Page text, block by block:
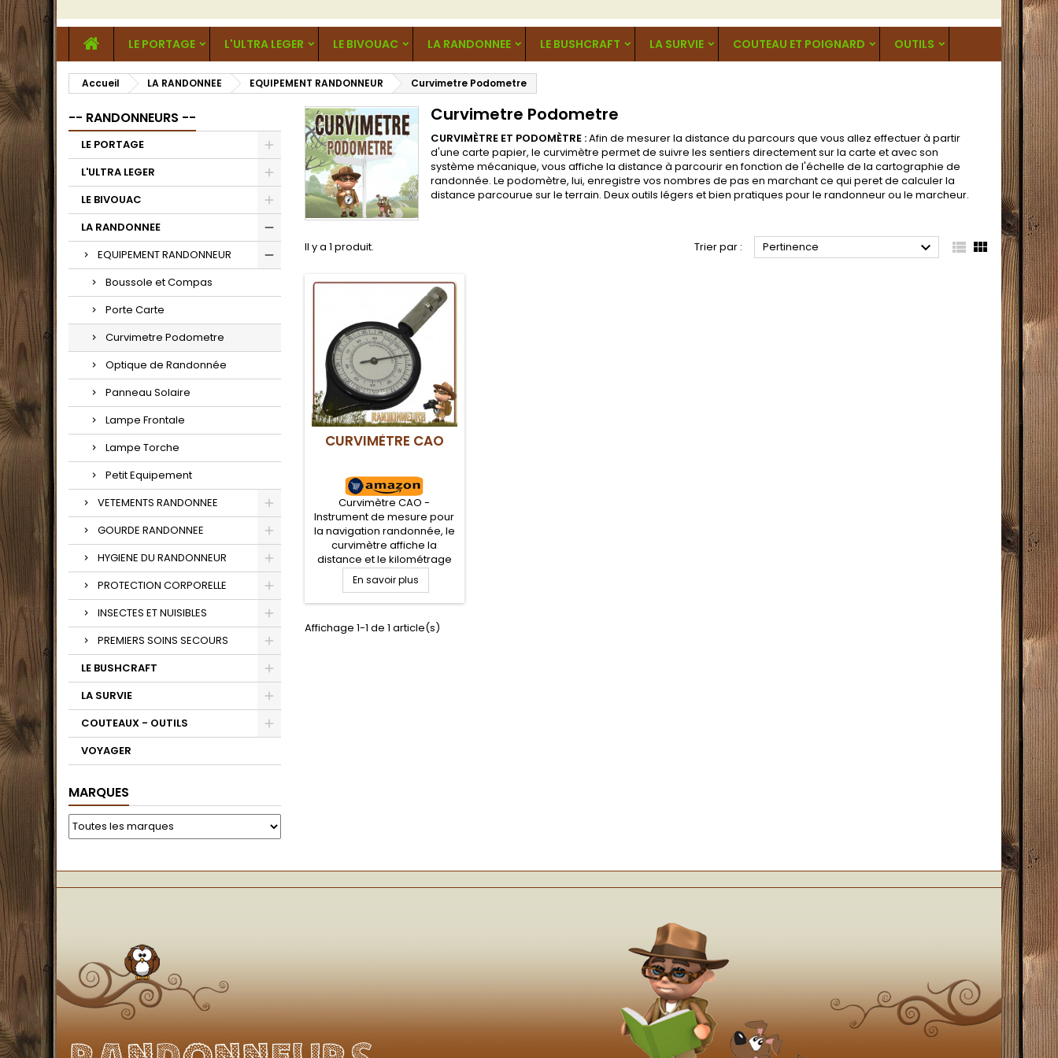
LE PORTAGE L'ULTRA LEGER LE BIVOUAC LA RANDONNEE LE BUSHCRAFT LA SURVIE COUTEAU ET POIGNARD OUTILS
Accueil LA RANDONNEE EQUIPEMENT RANDONNEUR Curvimetre Podometre
-- RANDONNEURS --
LE PORTAGE
L'ULTRA LEGER
LE BIVOUAC
LA RANDONNEE
EQUIPEMENT RANDONNEUR
Boussole et Compas
Porte Carte
Curvimetre Podometre
Optique de Randonnée
Panneau Solaire
Lampe Frontale
Lampe Torche
Petit Equipement
VETEMENTS RANDONNEE
GOURDE RANDONNEE
HYGIENE DU RANDONNEUR
PROTECTION CORPORELLE
INSECTES ET NUISIBLES
PREMIERS SOINS SECOURS
LE BUSHCRAFT
LA SURVIE
COUTEAUX - OUTILS
VOYAGER
MARQUES
Curvimetre Podometre
CURVIMÈTRE ET PODOMÈTRE :Afin de mesurer la distance du parcours que vous allez effectuer à partir
d'une carte papier, le curvimètre permet de suivre les sentiers directement sur la carte et avec son
système mécanique, vous affiche la distance à parcourir en fonction de l'échelle de la cartographie de
randonnée. Le podomètre, lui, enregistre vos nombres de pas en marchant ce qui peret de calculer la
distance parcourue sur le terrain. Deux outils légers et bien pratiques pour le randonneur ou le marcheur.
Il y a 1 produit. Trier par : Pertinence   
CURVIMÈTRE CAO
Curvimètre CAO -
Instrument de mesure pour
la navigation randonnée, le
curvimètre affiche la
distance et le kilométrage
exact obtenu ou à parcourir
en suivant un tracé sur la
carte pédestre ou routière.
randonneurs qui désirent
En savoir plus
Affichage 1-1 de 1 article(s)